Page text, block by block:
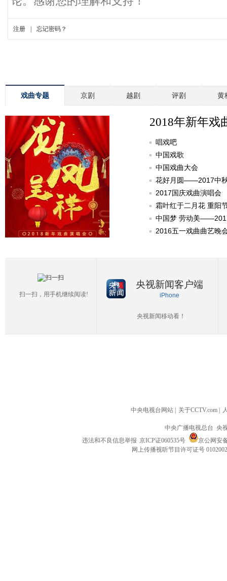
戏曲专题 京剧 越剧 评剧 黄
2018年新年戏
唱戏吧
中国戏歌
中国戏曲大会
花好月圆——2017中
2017国庆戏曲演唱会
霜叶红于二月花 重阳
中国梦 劳动美
2016五一戏曲曲艺晚
扫一扫，用手机继续阅读!
央视新闻客户端
iPhone
央视新闻移动看！
中央电视台网站 关于CCTV.com
中央广播电视总台 央
违法和不良信息举报 京ICP证060535号
京公网安
网上传播视听节目许可证号